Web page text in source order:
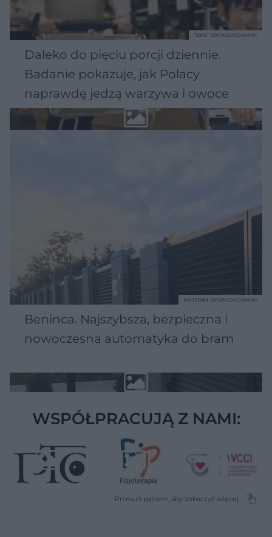
Daleko do pięciu porcji dziennie.
Badanie pokazuje, jak Polacy
naprawdę jedzą warzywa i owoce
TEKST SPONSOROWANY
Beninca. Najszybsza, bezpieczna i
nowoczesna automatyka do bram
MATERIAŁ SPONSOROWANY
WSPÓŁPRACUJĄ Z NAMI: